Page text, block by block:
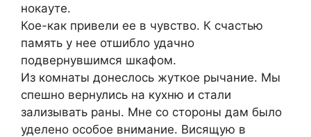
нокауте.
Кое-как привели ее в чувство. К счастью
память у нее отшибло удачно
подвернувшимся шкафом.
Из комнаты донеслось жуткое рычание. Мы
спешно вернулись на кухню и стали
зализывать раны. Мне со стороны дам было
уделено особое внимание. Висящую в